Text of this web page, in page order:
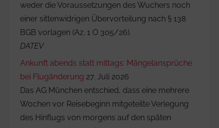
weder die Voraussetzungen des Wuchers noch
einer sittenwidrigen Übervorteilung nach § 138
BGB vorlagen (Az. 1 O 305/26).
DATEV
Ankunft abends statt mittags: Mängelansprüche
bei Flugänderung 27. Juli 2026
Das AG München entschied, dass eine mehrere
Wochen vor Reisebeginn mitgeteilte Verlegung
des Hinflugs von morgens auf den späten